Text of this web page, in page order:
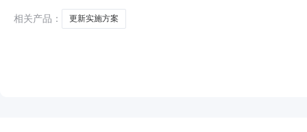
相关产品：
更新实施方案